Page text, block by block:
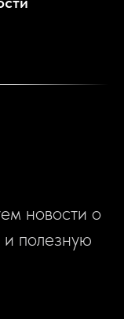
новости о
полезную